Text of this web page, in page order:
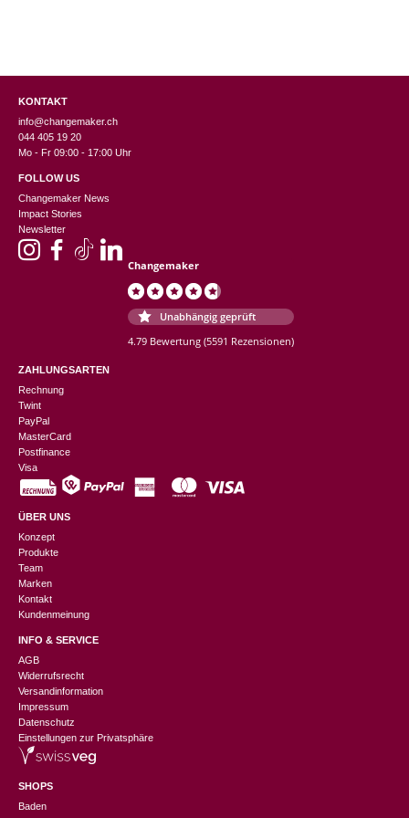
KONTAKT
info@changemaker.ch
044 405 19 20
Mo - Fr 09:00 - 17:00 Uhr
FOLLOW US
Changemaker News
Impact Stories
Newsletter
Changemaker
Unabhängig geprüft
4.79 Bewertung (5591 Rezensionen)
ZAHLUNGSARTEN
Rechnung
Twint
PayPal
MasterCard
Postfinance
Visa
ÜBER UNS
Konzept
Produkte
Team
Marken
Kontakt
Kundenmeinung
INFO & SERVICE
AGB
Widerrufsrecht
Versandinformation
Impressum
Datenschutz
Einstellungen zur Privatsphäre
SHOPS
Baden